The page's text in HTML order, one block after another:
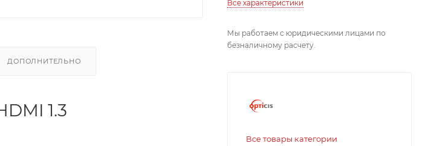
ДОПОЛНИТЕЛЬНО
1.3
Все характеристики
Мы работаем с юридическими лицами по
безналичному расчету.
Все товары категории